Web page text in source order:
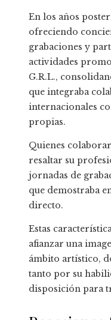
En los años
ofreciendo
grabaciones y
actividades
G.R.L.,
que integraba
internacionales
propias.
Quienes
resaltar su
jornadas de
que demostraba
directo.
Estas
afianzar una
ámbito artístico,
tanto por su
disposición para